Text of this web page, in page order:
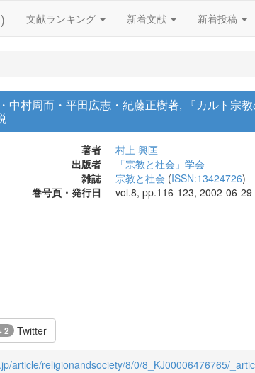
文献ランキング 新着文献 新着投稿
中村周而・平田広志・紀藤正樹著, 『カルト宗
著者
村上 興匡
出版者
「宗教と社会」学会
雑誌
宗教と社会 (ISSN:13424726)
巻号頁・発行日
vol.8, pp.116-123, 2002-06-
2 Twitter
article/religionandsociety/8/0/8_KJ00006476765/